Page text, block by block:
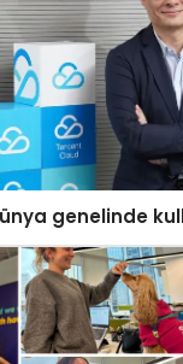
genelinde